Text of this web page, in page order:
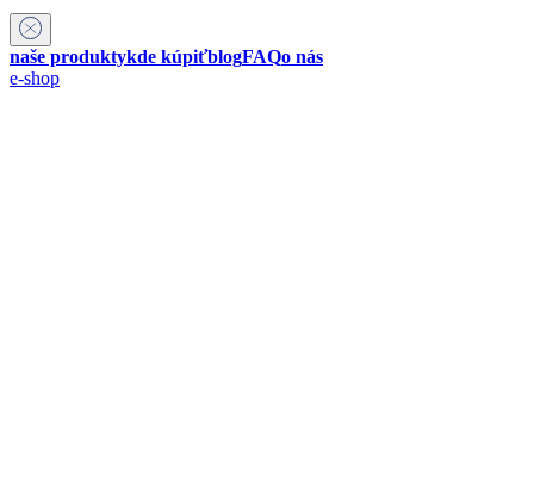
naše produktykde kúpiťblogFAQo nás
e-shop